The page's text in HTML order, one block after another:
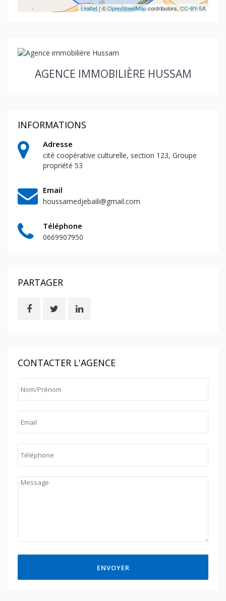
Leaflet| ©OpenStreetMapcontributors,CC-BY-SA
AGENCE IMMOBILIÈRE HUSSAM
INFORMATIONS
Adresse
cité coopérative culturelle, section 123, Groupe
propriété 53
Email
houssamedjebaili@gmail.com
Téléphone
0669907950
PARTAGER
CONTACTER L'AGENCE
ENVOYER